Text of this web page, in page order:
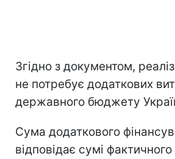
Згідно з документом,
не потребує додаткових
державного бюджету
Сума додаткового
відповідає сумі